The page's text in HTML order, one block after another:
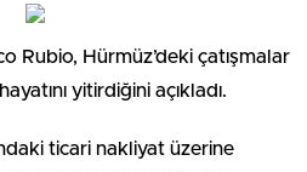
Rubio, Hürmüz’deki çatışmalar
yitirdiğini açıkladı.
ticari nakliyat üzerine